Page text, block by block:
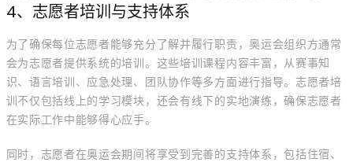
4、志愿者培训与支持体系
为了确保每位志愿者能够充分了解并履行职责，奥运会组织方通常
会为志愿者提供系统的培训。这些培训课程内容丰富，从赛事知
识、语言培训、应急处理、团队协作等多方面进行指导。志愿者培
训不仅包括线上的学习模块，还会有线下的实地演练，确保志愿者
在实际工作中能够得心应手。
同时，志愿者在奥运会期间将享受到完善的支持体系，包括住宿、